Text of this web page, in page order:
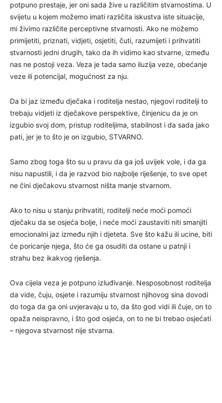
potpuno prestaje, jer oni sada žive u različitim stvarnostima. U
svijetu u kojem možemo imati različita iskustva iste situacije,
mi živimo različite perceptivne stvarnosti. Ako ne možemo
primijetiti, priznati, vidjeti, osjetiti, čuti, razumijeti i prihvatiti
stvarnosti jedni drugih, tako da ih vidimo kao stvarne, između
nas ne postoji veza. Veza je tada samo iluzija veze, obećanje
veze ili potencijal, mogućnost za nju.
Da bi jaz između dječaka i roditelja nestao, njegovi roditelji to
trebaju vidjeti iz dječakove perspektive, činjenicu da je on
izgubio svoj dom, pristup roditeljima, stabilnost i da sada jako
pati, jer je to što je on izgubio, STVARNO.
Samo zbog toga što su u pravu da ga još uvijek vole, i da ga
nisu napustili, i da je razvod bio najbolje riješenje, to sve opet
ne čini dječakovu stvarnost ništa manje stvarnom.
Ako to nisu u stanju prihvatiti, roditelji neće moći pomoći
dječaku da se osjeća bolje, i neće moći zaustaviti niti smanjiti
emocionalni jaz između njih i djeteta. Sve što kažu ili ucine, biti
će poricanje njega, što će ga osuditi da ostane u patnji i
strahu bez ikakvog rješenja.
Ova cijela veza je potpuno izluđivanje. Nesposobnost roditelja
da vide, čuju, osjete i razumiju stvarnost njihovog sina dovodi
do toga da ga oni uvjeravaju u to, da što god vidi ili čuje, on to
opaža neispravno, i što god osjeća, on to ne bi trebao osjećati
– njegova stvarnost nije stvarna.